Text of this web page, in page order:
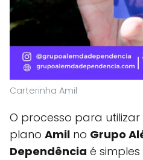
Carterinha Amil
O processo para utilizar
plano Amil no Grupo
Dependência é